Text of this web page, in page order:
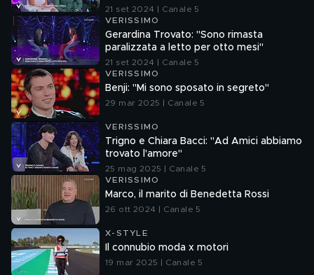
21 set 2024 | Canale 5
VERISSIMO
Gerardina Trovato: "Sono rimasta
paralizzata a letto per otto mesi"
21 set 2024 | Canale 5
VERISSIMO
Benji: "Mi sono sposato in segreto"
29 mar 2025 | Canale 5
VERISSIMO
Trigno e Chiara Bacci: "Ad Amici abbiamo
trovato l'amore"
25 mag 2025 | Canale 5
VERISSIMO
Marco, il marito di Benedetta Rossi
26 ott 2024 | Canale 5
X-STYLE
Il connubio moda x motori
19 mar 2025 | Canale 5